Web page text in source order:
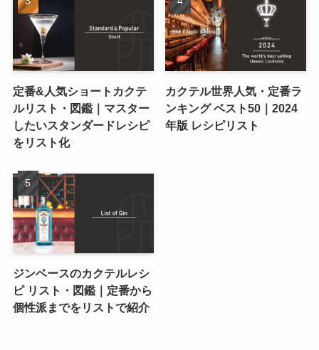
定番&人気ショートカクテ
ルリスト・図鑑｜マスター
したいスタンダードレシピ
をリスト化
カクテル世界人気・定番ラ
ンキング ベスト50｜2024
年版 レシピリスト
ジンベースのカクテルレシ
ピ リスト・図鑑｜定番から
個性派までをリストで紹介